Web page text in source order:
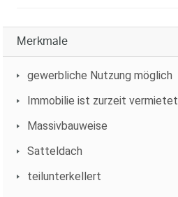
Merkmale
gewerbliche Nutzung möglich
Immobilie ist zurzeit vermietet
Massivbauweise
Satteldach
teilunterkellert